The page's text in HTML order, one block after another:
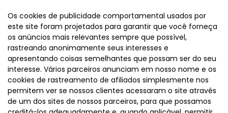
Os cookies de publicidade comportamental usados por
este site foram projetados para garantir que você forneça
os anúncios mais relevantes sempre que possível,
rastreando anonimamente seus interesses e
apresentando coisas semelhantes que possam ser do seu
interesse. Vários parceiros anunciam em nosso nome e os
cookies de rastreamento de afiliados simplesmente nos
permitem ver se nossos clientes acessaram o site através
de um dos sites de nossos parceiros, para que possamos